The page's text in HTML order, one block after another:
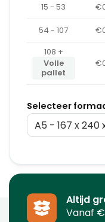
15 - 53
54 - 107
108 +
Volle
pallet
Selecteer
Altijd
Vanaf